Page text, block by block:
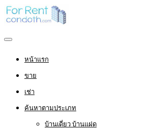
หน้าแรก
ขาย
เช่า
ค้นหาตามประเภท
บ้านเดี่ยว บ้านแฝด